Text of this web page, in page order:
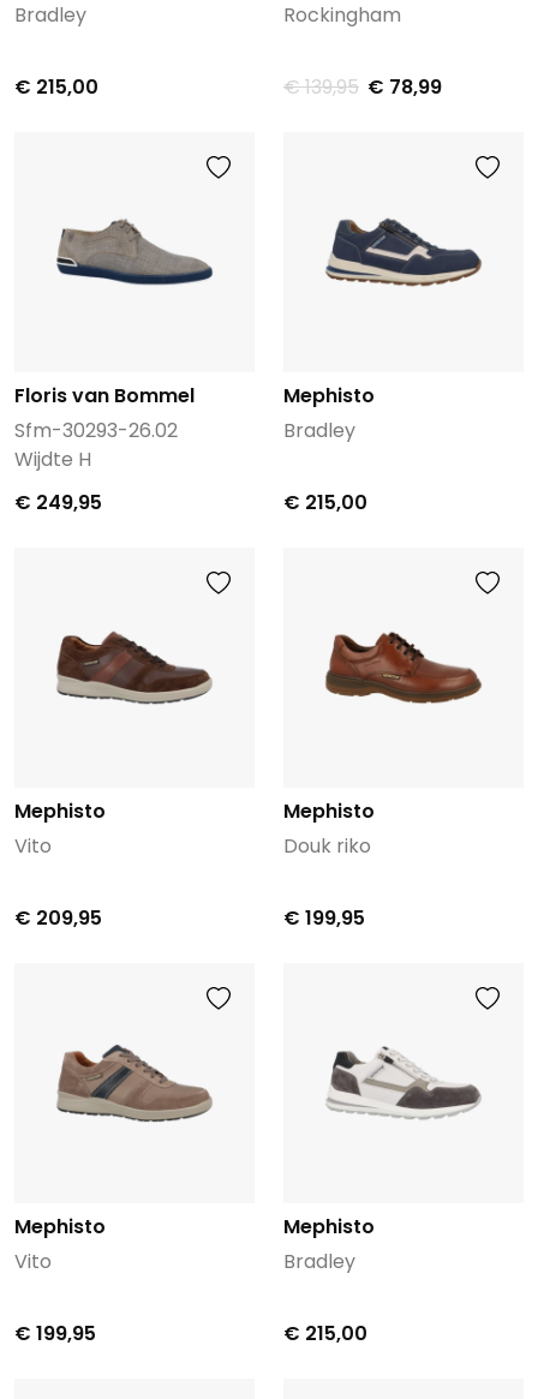
Bradley
€ 215,00
Rockingham
€ 139,95 € 78,99
Floris van Bommel
Sfm-30293-26.02
Wijdte H
€ 249,95
Mephisto
Bradley
€ 215,00
Mephisto
Vito
€ 209,95
Mephisto
Douk riko
€ 199,95
Mephisto
Vito
€ 199,95
Mephisto
Bradley
€ 215,00